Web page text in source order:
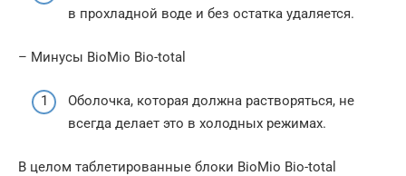
в прохладной воде и без остатка удаляется.
– Минусы BioMio Bio-total
Оболочка, которая должна растворяться, не
всегда делает это в холодных режимах.
В целом таблетированные блоки BioMio Bio-total